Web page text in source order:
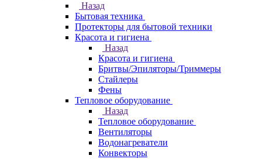
Назад
Бытовая техника
Протекторы для бытовой техники
Красота и гигиена
Назад
Красота и гигиена
Бритвы/Эпиляторы/Триммеры
Стайлеры
Фены
Тепловое оборудование
Назад
Тепловое оборудование
Вентиляторы
Водонагреватели
Конвекторы